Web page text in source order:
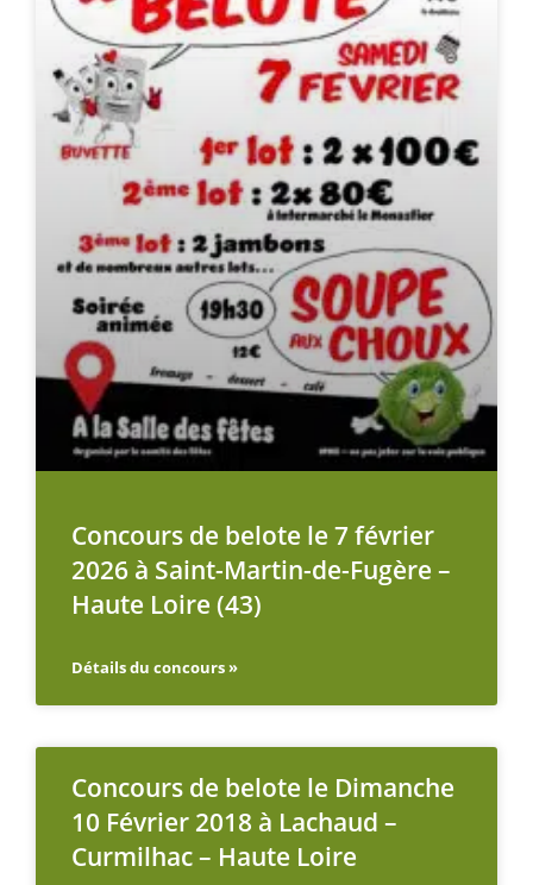
Concours de belote le 7 février
2026 à Saint-Martin-de-Fugère –
Haute Loire (43)
Détails du concours »
Concours de belote le Dimanche
10 Février 2018 à Lachaud –
Curmilhac – Haute Loire